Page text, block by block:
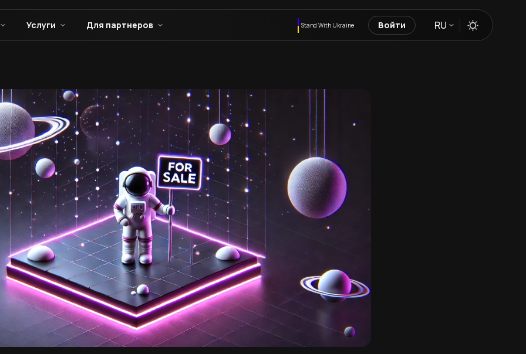
Услуги Для партнеров Stand With Ukraine Войти RU